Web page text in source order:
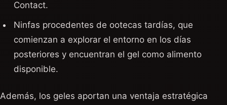
Contact.
Ninfas procedentes de ootecas tardías, que
comienzan a explorar el entorno en los días
posteriores y encuentran el gel como alimento
disponible.
Además, los geles aportan una ventaja estratégica